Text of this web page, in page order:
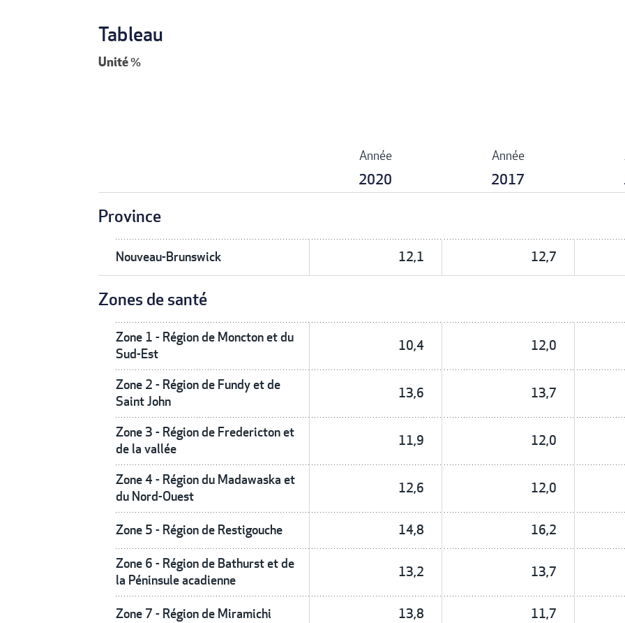
Tableau
Unité%
Année
2020
Année
2017
Province
Nouveau-Brunswick 12,1 12,7
Zones de santé
Zone 1 - Région de Moncton et du
Sud-Est
10,4 12,0
Zone 2 - Région de Fundy et de
Saint John
13,6 13,7
Zone 3 - Région de Fredericton et
de la vallée
11,9 12,0
Zone 4 - Région du Madawaska et
du Nord-Ouest
12,6 12,0
Zone 5 - Région de Restigouche 14,8 16,2
Zone 6 - Région de Bathurst et de
la Péninsule acadienne
13,2 13,7
Zone 7 - Région de Miramichi 13,8 11,7